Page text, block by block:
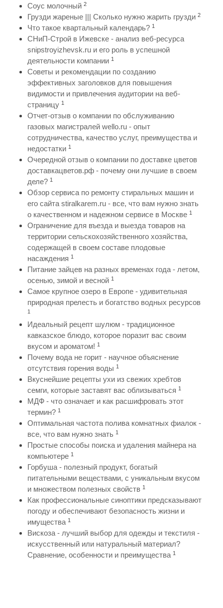
Соус молочный 2
Грузди жареные ||| Сколько нужно жарить грузди 2
Что такое квартальный календарь? 1
СНиП-Строй в Ижевске - анализ веб-ресурса
snipstroyizhevsk.ru и его роль в успешной
деятельности компании 1
Советы и рекомендации по созданию
эффективных заголовков для повышения
видимости и привлечения аудитории на веб-
страницу 1
Отчет-отзыв о компании по обслуживанию
газовых магистралей wello.ru - опыт
сотрудничества, качество услуг, преимущества и
недостатки 1
Очередной отзыв о компании по доставке цветов
доставкацветов.рф - почему они лучшие в своем
деле? 1
Обзор сервиса по ремонту стиральных машин и
его сайта stiralkarem.ru - все, что вам нужно знать
о качественном и надежном сервисе в Москве 1
Ограничение для въезда и выезда товаров на
территории сельскохозяйственного хозяйства,
содержащей в своем составе плодовые
насаждения 1
Питание зайцев на разных временах года - летом,
осенью, зимой и весной 1
Самое крупное озеро в Европе - удивительная
природная прелесть и богатство водных ресурсов
1
Идеальный рецепт шулюм - традиционное
кавказское блюдо, которое поразит вас своим
вкусом и ароматом! 1
Почему вода не горит - научное объяснение
отсутствия горения воды 1
Вкуснейшие рецепты ухи из свежих хребтов
семги, которые заставят вас облизываться 1
МДФ - что означает и как расшифровать этот
термин? 1
Оптимальная частота полива комнатных фиалок -
все, что вам нужно знать 1
Простые способы поиска и удаления майнера на
компьютере 1
Горбуша - полезный продукт, богатый
питательными веществами, с уникальным вкусом
и множеством полезных свойств 1
Как профессиональные синоптики предсказывают
погоду и обеспечивают безопасность жизни и
имущества 1
Вискоза - лучший выбор для одежды и текстиля -
искусственный или натуральный материал?
Сравнение, особенности и преимущества 1